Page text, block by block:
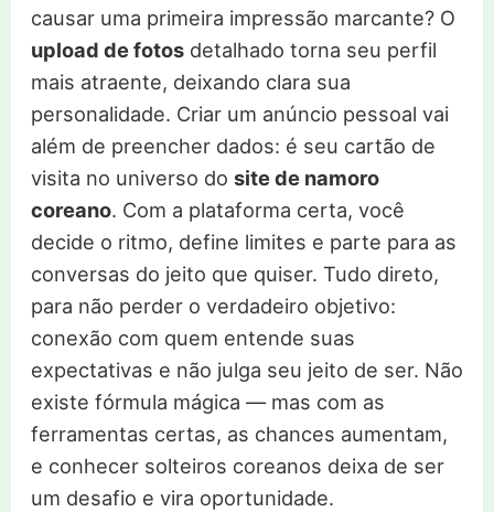
causar uma primeira impressão marcante? O
upload de fotosdetalhado torna seu perfil
mais atraente, deixando clara sua
personalidade. Criar um anúncio pessoal vai
além de preencher dados: é seu cartão de
visita no universo do site de namoro
coreano. Com a plataforma certa, você
decide o ritmo, define limites e parte para as
conversas do jeito que quiser. Tudo direto,
para não perder o verdadeiro objetivo:
conexão com quem entende suas
expectativas e não julga seu jeito de ser. Não
existe fórmula mágica — mas com as
ferramentas certas, as chances aumentam,
e conhecer solteiros coreanos deixa de ser
um desafio e vira oportunidade.